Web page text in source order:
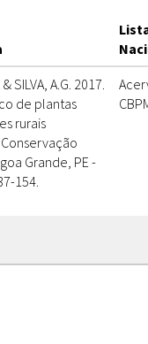
& SILVA, A.G. 2017.
de plantas
rurais
Grande, PE -
154.